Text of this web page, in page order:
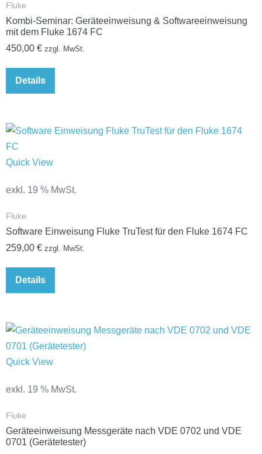
Fluke
Kombi-Seminar: Geräteeinweisung & Softwareeinweisung
mit dem Fluke 1674 FC
450,00 € zzgl. MwSt.
Details
Quick View
exkl. 19 % MwSt.
Fluke
Software Einweisung Fluke TruTest für den Fluke 1674 FC
259,00 € zzgl. MwSt.
Details
Quick View
exkl. 19 % MwSt.
Fluke
Geräteeinweisung Messgeräte nach VDE 0702 und VDE
0701 (Gerätetester)